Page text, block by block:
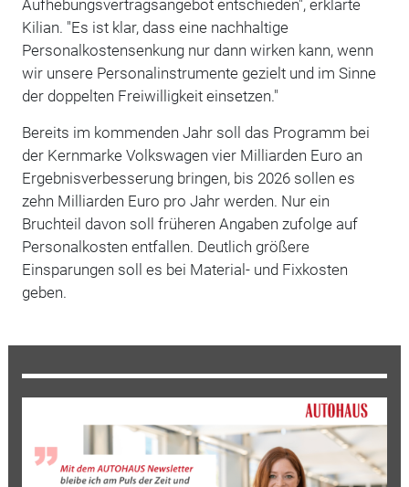
Aufhebungsvertragsangebot entschieden", erklärte
Kilian. "Es ist klar, dass eine nachhaltige
Personalkostensenkung nur dann wirken kann, wenn
wir unsere Personalinstrumente gezielt und im Sinne
der doppelten Freiwilligkeit einsetzen."
Bereits im kommenden Jahr soll das Programm bei
der Kernmarke Volkswagen vier Milliarden Euro an
Ergebnisverbesserung bringen, bis 2026 sollen es
zehn Milliarden Euro pro Jahr werden. Nur ein
Bruchteil davon soll früheren Angaben zufolge auf
Personalkosten entfallen. Deutlich größere
Einsparungen soll es bei Material- und Fixkosten
geben.